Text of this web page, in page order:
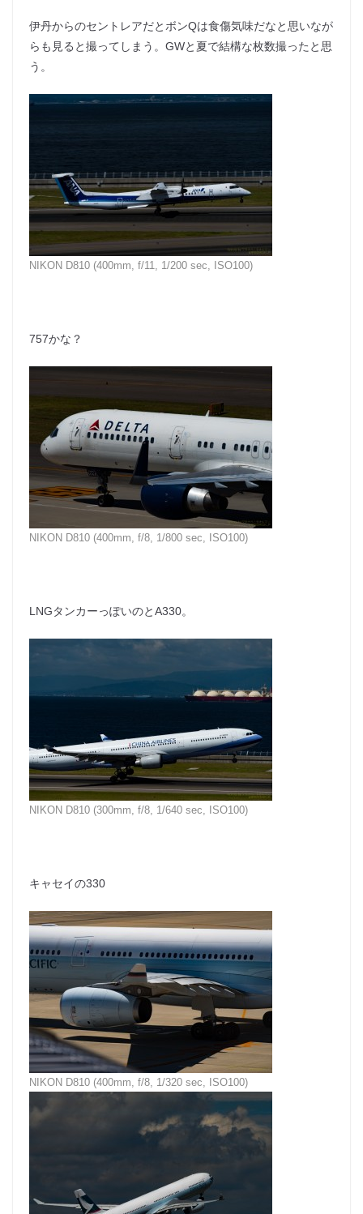
伊丹からのセントレアだとボンQは食傷気味だなと思いなが
らも見ると撮ってしまう。GWと夏で結構な枚数撮ったと思
う。
NIKON D810 (400mm, f/11, 1/200 sec, ISO100)
757かな？
NIKON D810 (400mm, f/8, 1/800 sec, ISO100)
LNGタンカーっぽいのとA330。
NIKON D810 (300mm, f/8, 1/640 sec, ISO100)
キャセイの330
NIKON D810 (400mm, f/8, 1/320 sec, ISO100)